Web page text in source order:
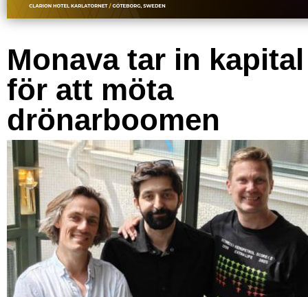
Monava tar in kapital
för att möta
drönarboomen